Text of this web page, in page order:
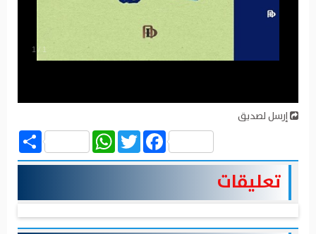
1 / 1
إرسل لصديق
Share
WhatsAppTwitter Facebook
تعليقات